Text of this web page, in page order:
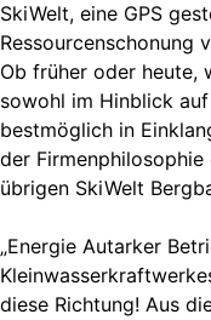
SkiWelt, eine GPS
Ressourcenschonung
Ob früher oder heute,
sowohl im Hinblick
bestmöglich in
der
übrigen SkiWelt
„Energie Autarker
diese Richtung! Aus